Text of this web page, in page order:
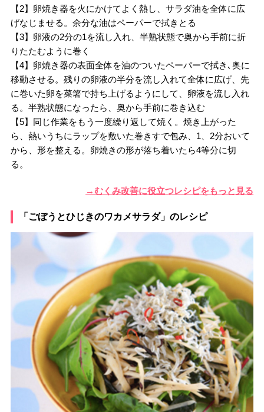
【2】卵焼き器を火にかけてよく熱し、サラダ油を全体に広
げなじませる。余分な油はペーパーで拭きとる
【3】卵液の2分の1を流し入れ、半熟状態で奥から手前に折
りたたむように巻く
【4】卵焼き器の表面全体を油のついたペーパーで拭き､奥に
移動させる。残りの卵液の半分を流し入れて全体に広げ、先
に巻いた卵を菜箸で持ち上げるようにして、卵液を流し入れ
る。半熟状態になったら、奥から手前に巻き込む
【5】同じ作業をもう一度繰り返して焼く。焼き上がった
ら、熱いうちにラップを敷いた巻きすで包み、1、2分おいて
から、形を整える。卵焼きの形が落ち着いたら4等分に切
る。
→むくみ改善に役立つレシピをもっと見る
「ごぼうとひじきのワカメサラダ」のレシピ